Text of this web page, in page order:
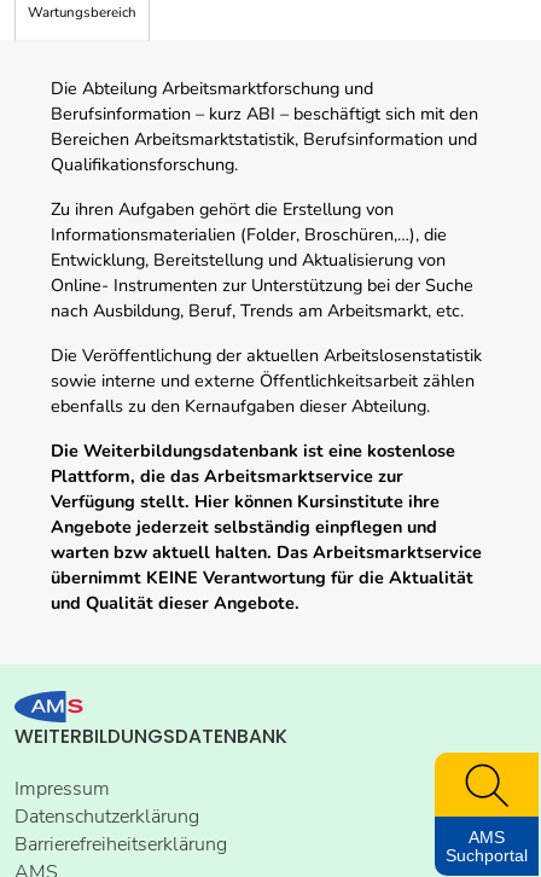
Wartungsbereich
Die Abteilung Arbeitsmarktforschung und
Berufsinformation – kurz ABI – beschäftigt sich mit den
Bereichen Arbeitsmarktstatistik, Berufsinformation und
Qualifikationsforschung.
Zu ihren Aufgaben gehört die Erstellung von
Informationsmaterialien (Folder, Broschüren,…), die
Entwicklung, Bereitstellung und Aktualisierung von
Online- Instrumenten zur Unterstützung bei der Suche
nach Ausbildung, Beruf, Trends am Arbeitsmarkt, etc.
Die Veröffentlichung der aktuellen Arbeitslosenstatistik
sowie interne und externe Öffentlichkeitsarbeit zählen
ebenfalls zu den Kernaufgaben dieser Abteilung.
Die Weiterbildungsdatenbank ist eine kostenlose
Plattform, die das Arbeitsmarktservice zur
Verfügung stellt. Hier können Kursinstitute ihre
Angebote jederzeit selbständig einpflegen und
warten bzw aktuell halten. Das Arbeitsmarktservice
übernimmt KEINE Verantwortung für die Aktualität
und Qualität dieser Angebote.
WEITERBILDUNGSDATENBANK
Impressum
Datenschutzerklärung
Barrierefreiheitserklärung
AMS
Suchportal